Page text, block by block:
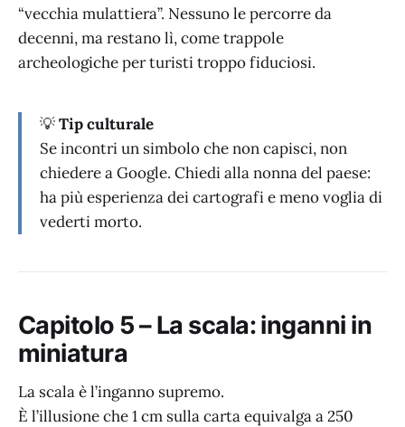
“vecchia mulattiera”. Nessuno le percorre da
decenni, ma restano lì, come trappole
archeologiche per turisti troppo fiduciosi.
💡Tip culturale
Se incontri un simbolo che non capisci, non
chiedere a Google. Chiedi alla nonna del paese:
ha più esperienza dei cartografi e meno voglia di
vederti morto.
Capitolo 5 – La scala: inganni in
miniatura
La scala è l’inganno supremo.
È l’illusione che 1 cm sulla carta equivalga a 250